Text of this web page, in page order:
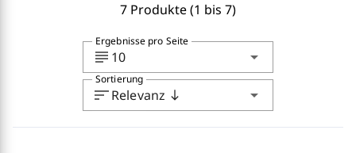
7 Produkte (1 bis 7)
subject 10 arrow_drop_down
Ergebnisse pro Seite
sortRelevanz south arrow_drop_down
Sortierung